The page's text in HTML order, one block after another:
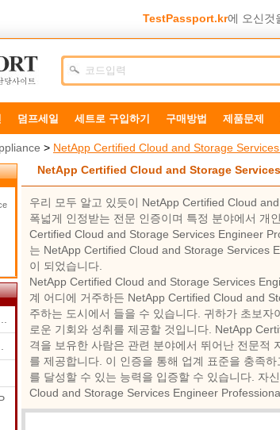
TestPassport.kr에 오신
덤프세일 세트로 구입하기 구매방법 제품문제
> NetApp Certified Cloud and Storage
NetApp Certified Cloud and Storage
우리 모두 알고 있듯이 NetApp Certified Cloud
폭넓게 인정받는 전문 인증이며 특정 분야에서 개
Certified Cloud and Storage Services Engineer
는 NetApp Certified Cloud and Storage Services
이 되었습니다.
NetApp Certified Cloud and Storage Services
계 어디에 거주하든 NetApp Certified Cloud and
주하는 도시에서 들을 수 있습니다. 귀하가 초보
로운 기회와 성취를 제공할 것입니다. NetApp
격을 보유한 사람은 관련 분야에서 뛰어난 전문적
를 제공합니다. 이 인증을 통해 업계 표준을 충족
를 달성할 수 있는 능력을 입증할 수 있습니다. 자
Cloud and Storage Services Engineer